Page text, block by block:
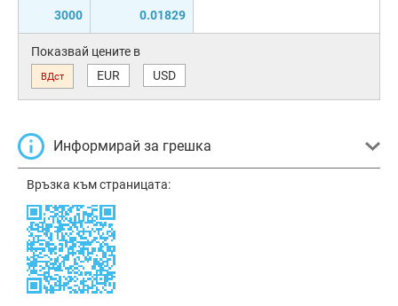
3000 0.01829
Показвай цените в
ВДст EUR USD
Информирай за грешка
Връзка към страницата: